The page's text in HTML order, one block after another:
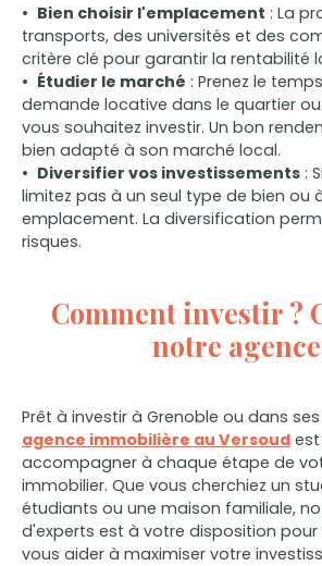
Bien choisir l'emplacement : La
transports, des universités et des
critère clé pour garantir la rentabilité
Étudier le marché : Prenez le
demande locative dans le quartier
vous souhaitez investir. Un bon
bien adapté à son marché local.
Diversifier vos investissements :
limitez pas à un seul type de bien ou
emplacement. La diversification
risques.
Comment investir ?
notre
Prêt à investir à Grenoble ou dans
agence immobilière au Versoud
accompagner à chaque étape de
immobilier. Que vous cherchiez un
étudiants ou une maison familiale,
d'experts est à votre disposition pour
vous aider à maximiser votre